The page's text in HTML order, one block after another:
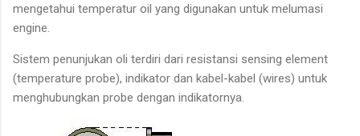
mengetahui temperatur oil yang digunakan untuk melumasi
engine.
Sistem penunjukan oli terdiri dari resistansi sensing element
(temperature probe), indikator dan kabel-kabel (wires) untuk
menghubungkan probe dengan indikatornya.